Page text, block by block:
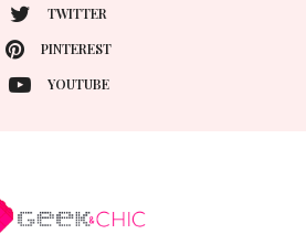
TWITTER
PINTEREST
YOUTUBE